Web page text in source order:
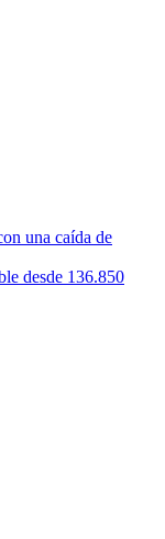
una caída de
desde 136.850